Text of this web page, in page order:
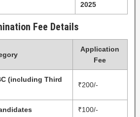
2025
Fee Details
Application
Fee
(including Third
₹200/-
₹100/-